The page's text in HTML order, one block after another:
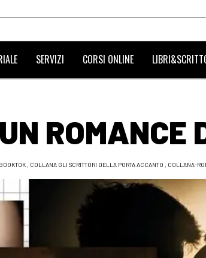
SERVIZI CORSI ONLINE
ROMANCE
, COLLANA GLI SCRITTORI DELLA PORTA ACCANTO , COLLANA-